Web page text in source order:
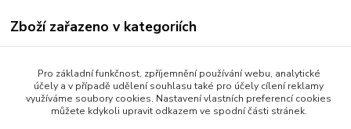
Zboží zařazeno v kategoriích
Jídelní stoly obdelníkové
Pro základní funkčnost, zpříjemnění používání webu, analytické
účely a v případě udělení souhlasu také pro účely cílení reklamy
využíváme soubory cookies. Nastavení vlastních preferencí cookies
můžete kdykoli upravit odkazem ve spodní části stránek.